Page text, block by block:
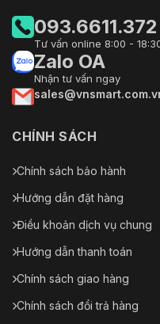
093.6611.372
Tư vấn online 8:00 -
Zalo OA
Nhận tư vấn ngay
CHÍNH SÁCH
Chính sách bảo hành
Hướng dẫn đặt hàng
Điều khoản dịch vụ chung
Hướng dẫn thanh toán
Chính sách giao hàng
Chính sách đổi trả hàng